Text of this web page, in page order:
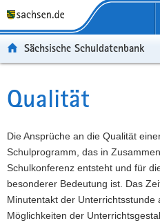
t
ü
e
r
g
r
e
i
r
l
a
v
i
g
a
t
a
t
n
h
a
l
t
W
t
r
e
I
n
f
o
r
i
c
e
Portalübergreifende
Sächsische Schuldatenbank
Hauptinhalt
Qualität
Die Ansprüche an die Qualität
Schulprogramm, das in
Schulkonferenz entsteht und für
besonderer Bedeutung ist. Das
Minutentakt der Unterrichtsstunde
Möglichkeiten der